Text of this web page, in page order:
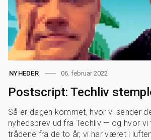
NYHEDER 06. februar 2022
Postscript: Techliv
Så er dagen kommet, hvor vi sender
nyhedsbrev ud fra Techliv — og hvor
trådene fra de to år, vi har været i